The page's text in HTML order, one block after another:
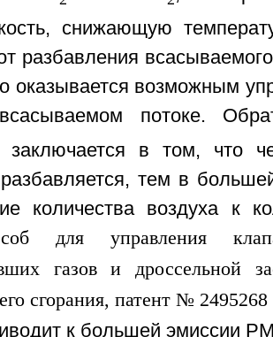
снижающую
разбавления
оказывается возможным
потоке.
заключается в том, что
тем в
количества воздуха к
к большей эмиссии